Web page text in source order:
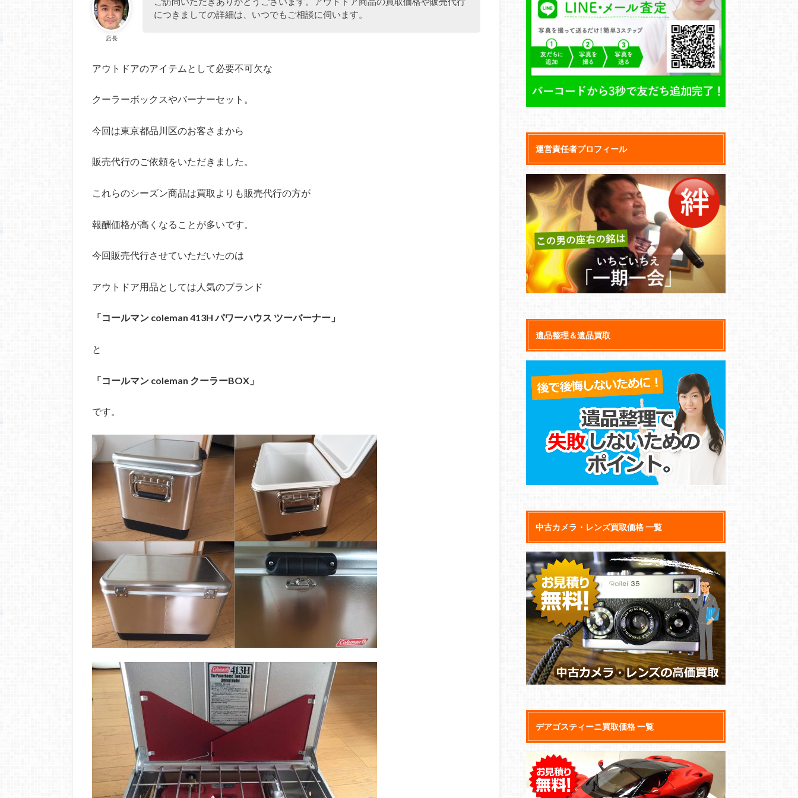
店長
につきましての詳細は、いつでもご相談に伺います。
アウトドアのアイテムとして必要不可欠な
クーラーボックスやバーナーセット。
今回は東京都品川区のお客さまから
販売代行のご依頼をいただきました。
これらのシーズン商品は買取よりも販売代行の方が
報酬価格が高くなることが多いです。
今回販売代行させていただいたのは
アウトドア用品としては人気のブランド
「コールマン coleman 413H パワーハウス ツーバーナー」
と
「コールマン coleman クーラーBOX」
です。
運営責任者プロフィール
遺品整理＆遺品買取
中古カメラ・レンズ買取価格 一覧
デアゴスティーニ買取価格 一覧